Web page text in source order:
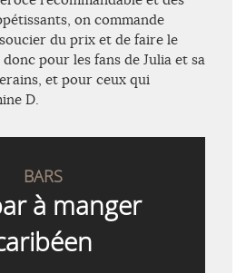
on commande
du prix et de faire le
pour les fans de Julia et sa
et pour ceux qui
D.
BARS
à manger